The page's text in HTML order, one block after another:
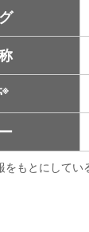
※
をもとにして